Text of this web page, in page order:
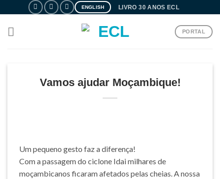
content
ENGLISH LIVRO 30 ANOS ECL
PORTAL
Vamos ajudar Moçambique!
Um pequeno gesto faz a diferença!
Com a passagem do ciclone Idai milhares de
moçambicanos ficaram afetados pelas cheias. A nossa